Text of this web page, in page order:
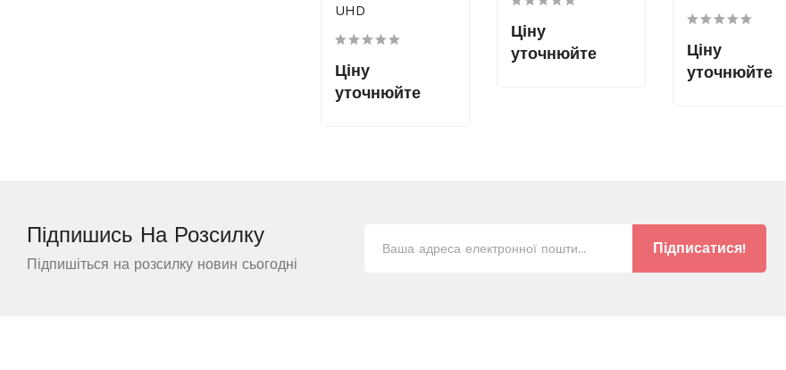
UHD
Ціну
уточнюйте
Ціну
уточнюйте
Ціну
уточнюйте
Підпишись На Розсилку
Підпишіться на розсилку новин сьогодні
Підписатися!